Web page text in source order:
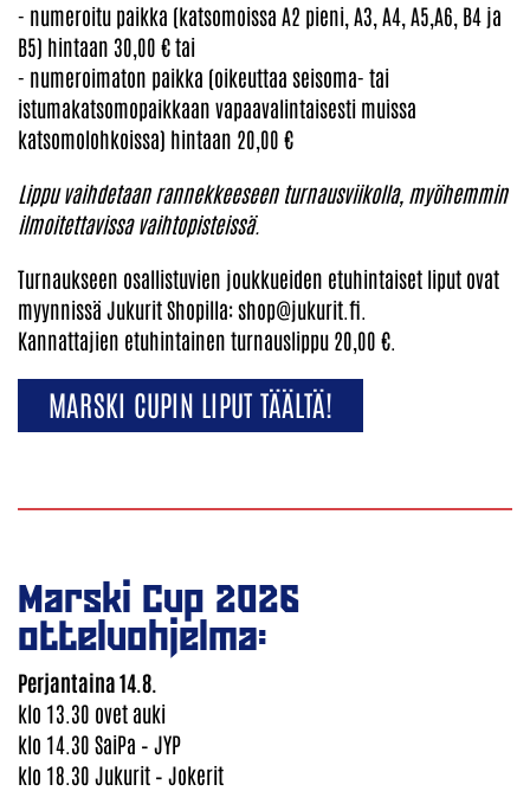
- numeroitu paikka (katsomoissa A2 pieni, A3, A4, A5,A6, B4 ja
B5) hintaan 30,00 € tai
- numeroimaton paikka (oikeuttaa seisoma- tai
istumakatsomopaikkaan vapaavalintaisesti muissa
katsomolohkoissa) hintaan 20,00 €
Lippu vaihdetaan rannekkeeseen turnausviikolla, myöhemmin
ilmoitettavissa vaihtopisteissä.
Turnaukseen osallistuvien joukkueiden etuhintaiset liput ovat
myynnissä Jukurit Shopilla: shop@jukurit.fi.
​​​​​​​Kannattajien etuhintainen turnauslippu 20,00 €. ​​​
MARSKI CUPIN LIPUT TÄÄLTÄ!
Marski Cup 2026
otteluohjelma:
Perjantaina 14.8.
​​​​​​​klo 13.30 ovet auki
klo 14.30 SaiPa – JYP
klo 18.30 Jukurit – Jokerit